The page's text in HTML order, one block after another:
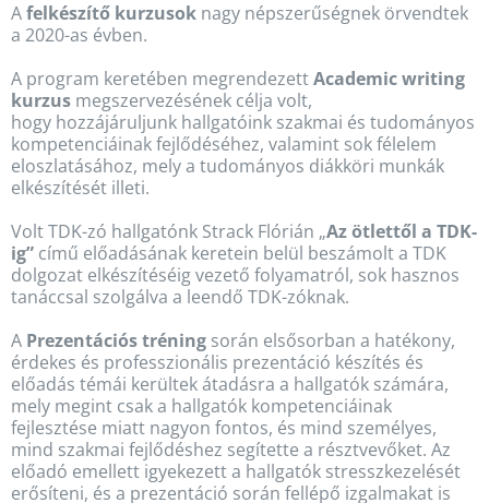
Afelkészítő kurzusok nagy népszerűségnek örvendtek
a 2020-as évben.
A program keretében megrendezettAcademic writing
kurzus megszervezésének célja volt,
hogy hozzájáruljunk hallgatóink szakmai és tudományos
kompetenciáinak fejlődéséhez, valamint sok félelem
eloszlatásához, mely a tudományos diákköri munkák
elkészítését illeti.
Volt TDK-zó hallgatónk Strack Flórián „Az ötlettől a TDK-
ig” című előadásának keretein belül beszámolt a TDK
dolgozat elkészítéséig vezető folyamatról, sok hasznos
tanáccsal szolgálva a leendő TDK-zóknak.
A Prezentációs tréning során elsősorban a hatékony,
érdekes és professzionális prezentáció készítés és
előadás témái kerültek átadásra a hallgatók számára,
mely megint csak a hallgatók kompetenciáinak
fejlesztése miatt nagyon fontos, és mind személyes,
mind szakmai fejlődéshez segítette a résztvevőket. Az
előadó emellett igyekezett a hallgatók stresszkezelését
erősíteni, és a prezentáció során fellépő izgalmakat is